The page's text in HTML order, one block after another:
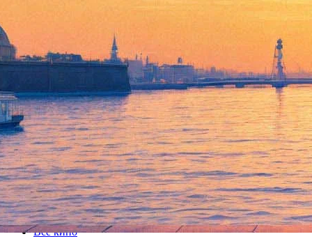
Обезьянки
14 июня 2012, четверг-11 июля 2012, среда
Версия для печати
Все кино